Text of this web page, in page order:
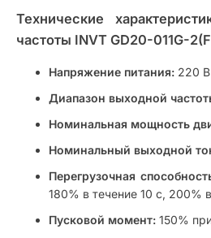
Технические
частоты INVT GD20-011G-
Напряжение питания: 220
Диапазон выходной
Номинальная мощность
Номинальный выходной
Перегрузочная
180% в течение 10 с, 200%
Пусковой момент: 150%